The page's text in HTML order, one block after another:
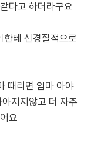
다고 하더라구요
한테 신경질적으로
때리면 엄마 아야
지지않고 더 자주
요